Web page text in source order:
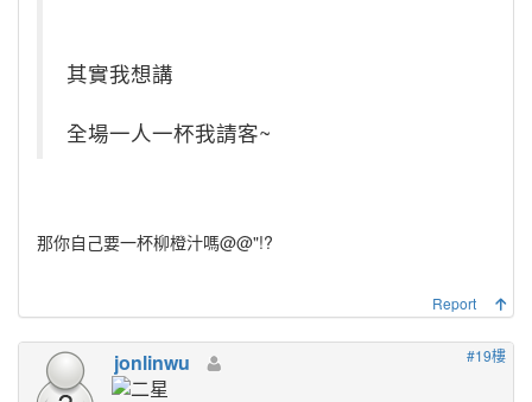
其實我想講
全場一人一杯我請客~
那你自己要一杯柳橙汁嗎@@"!?
Report
#19樓
jonlinwu